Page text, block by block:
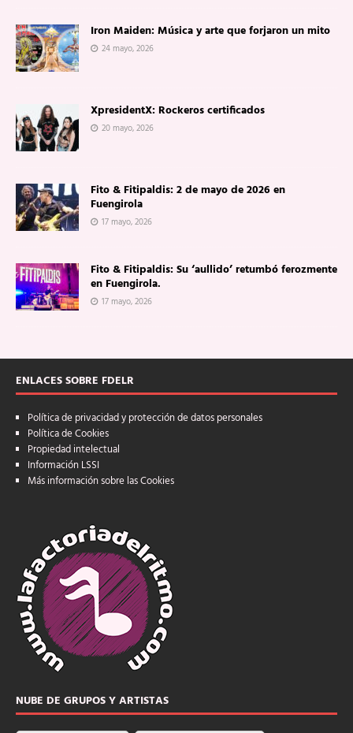
Iron Maiden: Música y arte que forjaron un mito
24 mayo, 2026
XpresidentX: Rockeros certificados
20 mayo, 2026
Fito & Fitipaldis: 2 de mayo de 2026 en
Fuengirola
17 mayo, 2026
Fito & Fitipaldis: Su ‘aullido’ retumbó ferozmente
en Fuengirola.
17 mayo, 2026
ENLACES SOBRE FDELR
Política de privacidad y protección de datos personales
Política de Cookies
Propiedad intelectual
Información LSSI
Más información sobre las Cookies
NUBE DE GRUPOS Y ARTISTAS